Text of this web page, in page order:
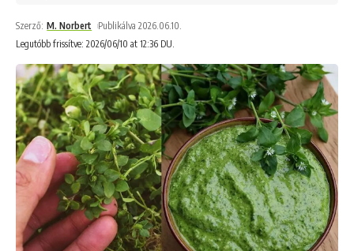
Legutóbb frissítve: 2026/06/10 at 12:36 DU.
Szerző: M. Norbert Publikálva 2026.06.10.